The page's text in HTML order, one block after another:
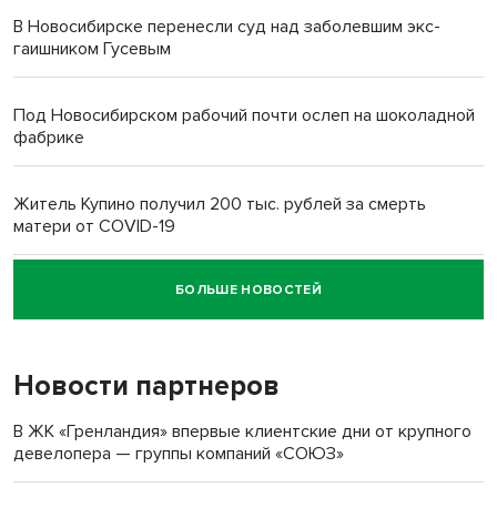
В Новосибирске перенесли суд над заболевшим экс-
гаишником Гусевым
Под Новосибирском рабочий почти ослеп на шоколадной
фабрике
Житель Купино получил 200 тыс. рублей за смерть
матери от COVID-19
Новосибирский суд наказал водителя за смерть
пенсионерки на вокзале
«Мы живём на пастбище!»: в новосибирском селе лошади
терроризируют жителей
БОЛЬШЕ НОВОСТЕЙ
Новости партнеров
В ЖК «Гренландия» впервые клиентские дни от крупного
девелопера — группы компаний «СОЮЗ»